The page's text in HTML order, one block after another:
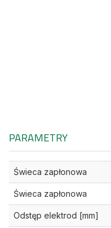
PARAMETRY
Świeca zapłonowa
Świeca zapłonowa
Odstęp elektrod [mm]